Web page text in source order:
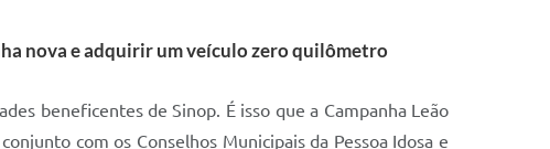
nova e adquirir um veículo zero quilômetro
beneficentes de Sinop. É isso que a Campanha Leão
com os Conselhos Municipais da Pessoa Idosa e